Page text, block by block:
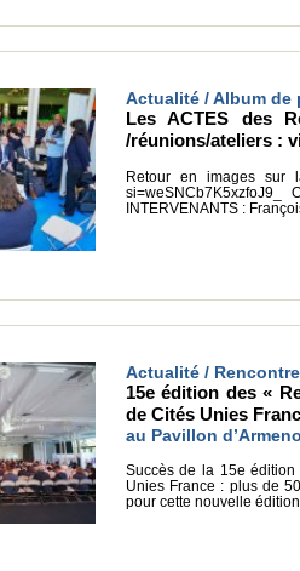
Actualité / Album de
Les ACTES des
/réunions/ateliers :
Retour en images sur
INTERVENANTS :
Actualité /
15e édition des «
de Cités Unies
au Pavillon
Succès de la 15e édition
Unies France : plus de
pour cette nouvelle